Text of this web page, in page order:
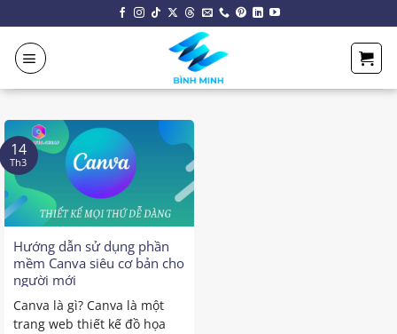
đến
nội
dung
Hướng dẫn sử dụng phần
mềm Canva siêu cơ bản cho
người mới
Canva là gì? Canva là một
trang web thiết kế đồ họa
14
Th3